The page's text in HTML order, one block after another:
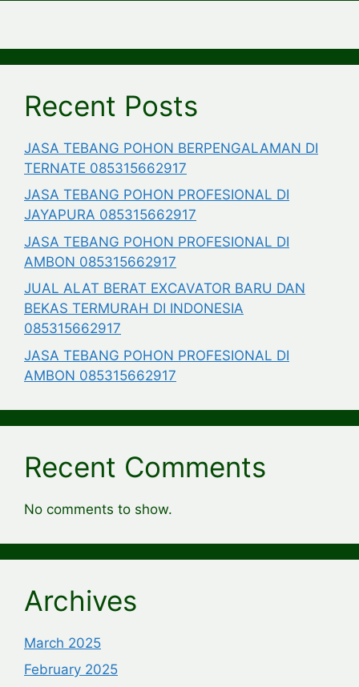
Recent Posts
JASA TEBANG POHON BERPENGALAMAN DI
TERNATE 085315662917
JASA TEBANG POHON PROFESIONAL DI
JAYAPURA 085315662917
JASA TEBANG POHON PROFESIONAL DI
AMBON 085315662917
JUAL ALAT BERAT EXCAVATOR BARU DAN
BEKAS TERMURAH DI INDONESIA
085315662917
JASA TEBANG POHON PROFESIONAL DI
AMBON 085315662917
Recent Comments
No comments to show.
Archives
March 2025
February 2025